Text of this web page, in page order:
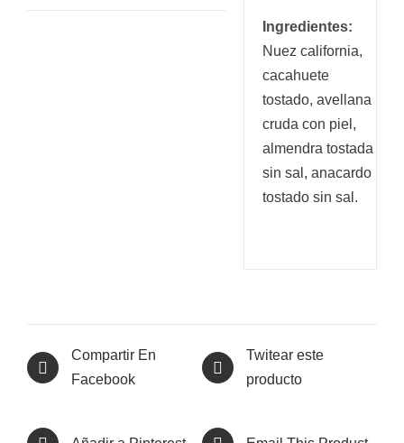
Ingredientes:
Nuez california,
cacahuete
tostado, avellana
cruda con piel,
almendra tostada
sin sal, anacardo
tostado sin sal.
Compartir En
Facebook
Twitear este
producto